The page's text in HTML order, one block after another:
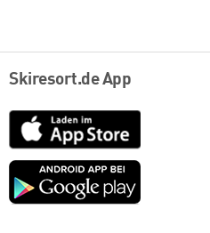
Skiresort.de App
App
Store
Google